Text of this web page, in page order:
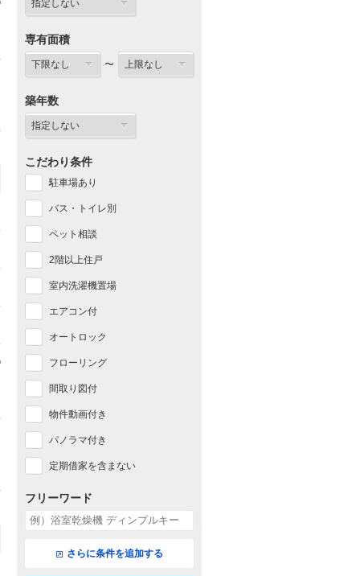
専有面積
〜
築年数
こだわり条件
駐車場あり
バス・トイレ別
ペット相談
2階以上住戸
室内洗濯機置場
エアコン付
オートロック
フローリング
間取り図付
物件動画付き
パノラマ付き
定期借家を含まない
フリーワード
さらに条件を追加する